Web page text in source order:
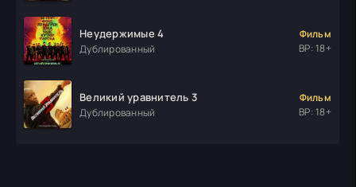
Неудержимые 4
Дублированный
Фильм
ВР: 18+
Великий уравнитель 3
Дублированный
Фильм
ВР: 18+